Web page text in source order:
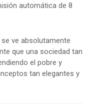
automática de 8
ve absolutamente
que una sociedad tan
el pobre y
tan elegantes y